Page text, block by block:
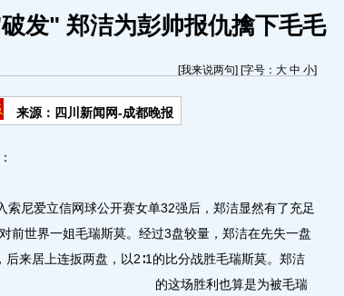
发" 郑洁为彭帅报仇擒下毛毛
[我来说两句] [字号： 大 中 小]
来源：四川新闻网-成都晚报
尼爱立信网球公开赛女单32强后，郑洁显然有了充足
前世界一姐毛瑞斯莫。经过3盘较量，郑洁在先失一盘
来居上连扳两盘，以2∶1的比分战胜毛瑞斯莫。 郑洁
的这场胜利也算是为被毛瑞